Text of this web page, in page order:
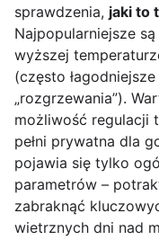
sprawdzenia, jaki to
Najpopularniejsze
wyższej
(często
„rozgrzewania”).
możliwość regulacji
pełni prywatna dla
pojawia się tylko
parametrów –
zabraknąć
wietrznych dni nad